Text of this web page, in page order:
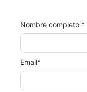
Nombre completo *
Email*